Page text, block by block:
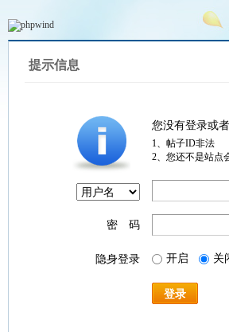
提示信息
您没有登录或
1、帖子ID非法
2、您还不是站点
密 码
隐身登录 开启 关
登录